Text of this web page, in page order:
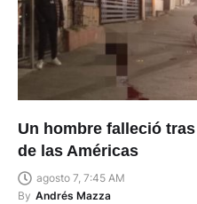
Un hombre falleció
de las Américas
agosto 7, 7:45 AM
By Andrés Mazza